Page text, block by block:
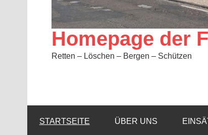
Homepage der
Retten – Löschen – Bergen – Schützen
STARTSEITE ÜBER UNS